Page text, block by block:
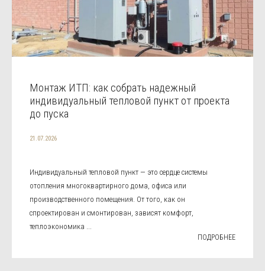
Монтаж ИТП: как собрать надежный
индивидуальный тепловой пункт от проекта
до пуска
21.07.2026
Индивидуальный тепловой пункт — это сердце системы
отопления многоквартирного дома, офиса или
производственного помещения. От того, как он
спроектирован и смонтирован, зависят комфорт,
теплоэкономика ...
ПОДРОБНЕЕ